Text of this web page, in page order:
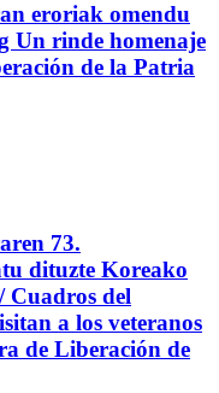
eroriak omendu
Un rinde homenaje
de la Patria
73.
dituzte Koreako
Cuadros del
a los veteranos
de Liberación de